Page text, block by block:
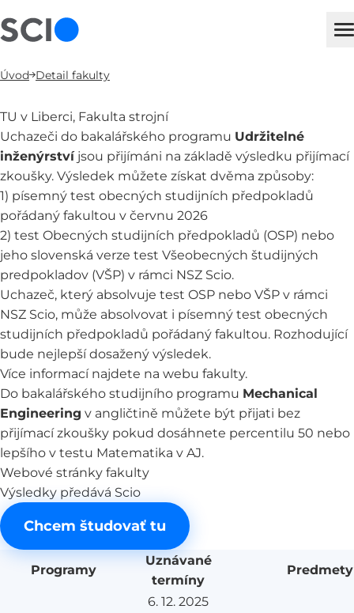
Úvod Detail fakulty
TU v Liberci, Fakulta strojní
Uchazeči do bakalářského programu Udržitelné
inženýrstvíjsou přijímáni na základě výsledku přijímací
zkoušky. Výsledek můžete získat dvěma způsoby:
1) písemný test obecných studijních předpokladů
pořádaný fakultou v červnu 2026
2) test Obecných studijních předpokladů (OSP) nebo
jeho slovenská verze test Všeobecných študijných
predpokladov (VŠP) v rámci NSZ Scio.
Uchazeč, který absolvuje test OSP nebo VŠP v rámci
NSZ Scio, může absolvovat i písemný test obecných
studijních předpokladů pořádaný fakultou. Rozhodující
bude nejlepší dosažený výsledek.
Více informací najdete na webu fakulty.
Do bakalářského studijního programu Mechanical
Engineering v angličtině můžete být přijati bez
přijímací zkoušky pokud dosáhnete percentilu 50 nebo
lepšího v testu Matematika v AJ.
Webové stránky fakulty
Výsledky předává Scio
Chcem študovať tu
Programy
Uznávané
termíny
Predmety
6. 12. 2025